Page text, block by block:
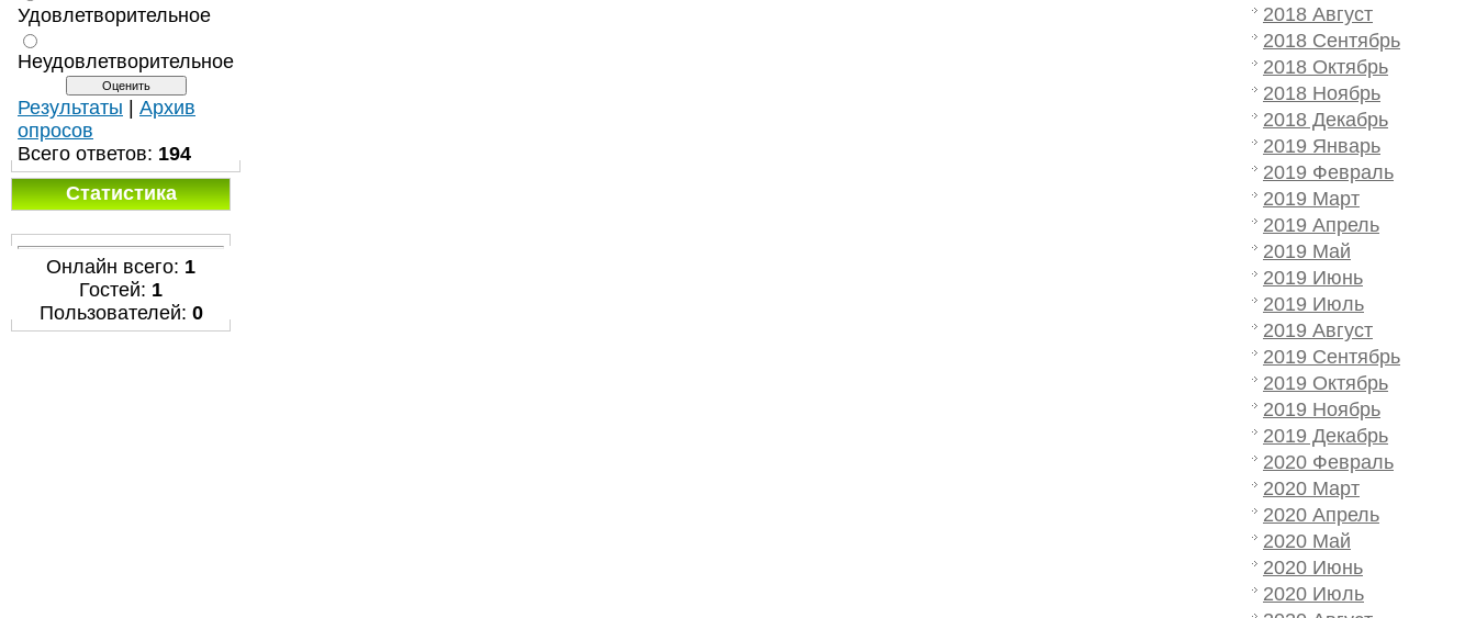
Удовлетворительное
Неудовлетворительное
Результаты
Архив
опросов
Всего ответов: 194
Статистика
Онлайн всего: 1
Гостей: 1
Пользователей: 0
2018 Август
2018 Сентябрь
2018 Октябрь
2018 Ноябрь
2018 Декабрь
2019 Январь
2019 Февраль
2019 Март
2019 Апрель
2019 Май
2019 Июнь
2019 Июль
2019 Август
2019 Сентябрь
2019 Октябрь
2019 Ноябрь
2019 Декабрь
2020 Февраль
2020 Март
2020 Апрель
2020 Май
2020 Июнь
2020 Июль